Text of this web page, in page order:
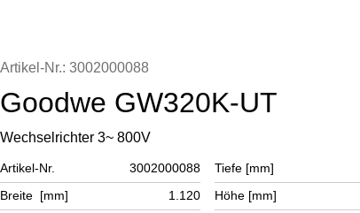
Artikel-Nr.: 3002000088
Goodwe GW320K-UT
Wechselrichter 3~ 800V
Artikel-Nr. 3002000088 Tiefe [mm]
Breite [mm]
1.120 Höhe [mm]